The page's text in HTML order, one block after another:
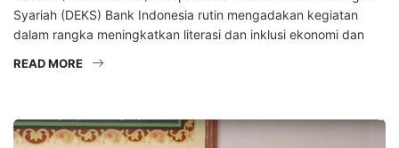
Syariah (DEKS) Bank Indonesia rutin mengadakan kegiatan
dalam rangka meningkatkan literasi dan inklusi ekonomi dan
READ MORE